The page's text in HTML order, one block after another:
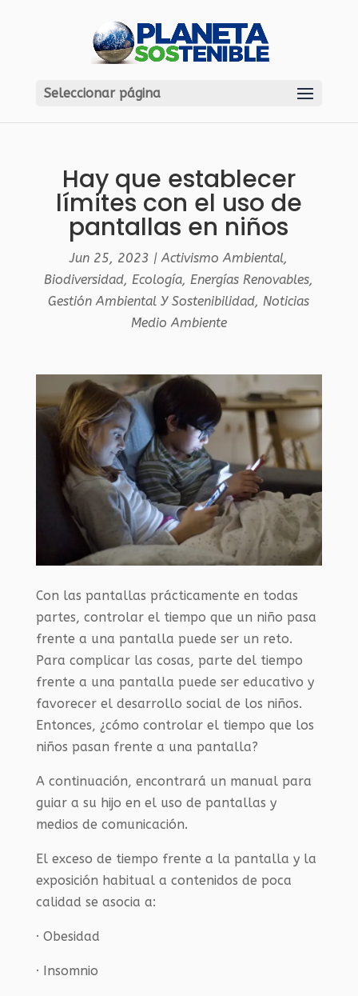
Seleccionar página
Hay que establecer
límites con el uso de
pantallas en niños
Jun 25, 2023 |Activismo Ambiental,
Biodiversidad,Ecología,Energías Renovables,
Gestión Ambiental Y Sostenibilidad,Noticias
Medio Ambiente
Con las pantallas prácticamente en todas
partes, controlar el tiempo que un niño pasa
frente a una pantalla puede ser un reto.
Para complicar las cosas, parte del tiempo
frente a una pantalla puede ser educativo y
favorecer el desarrollo social de los niños.
Entonces, ¿cómo controlar el tiempo que los
niños pasan frente a una pantalla?
A continuación, encontrará un manual para
guiar a su hijo en el uso de pantallas y
medios de comunicación.
El exceso de tiempo frente a la pantalla y la
exposición habitual a contenidos de poca
calidad se asocia a:
· Obesidad
· Insomnio